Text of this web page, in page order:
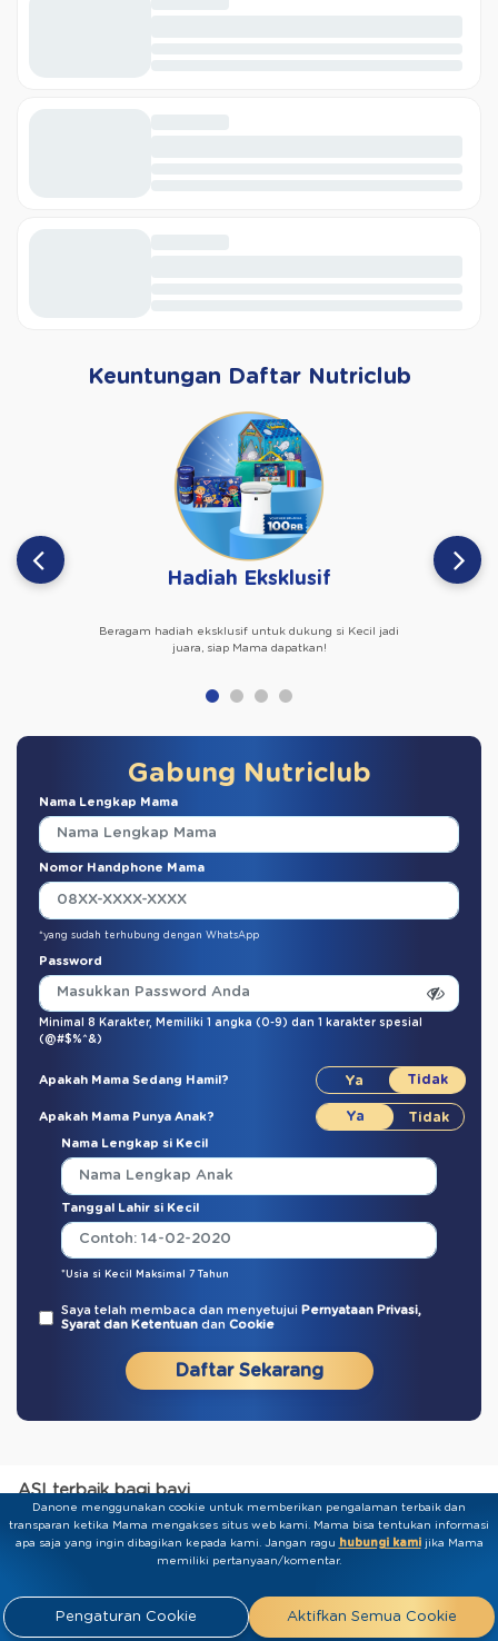
Keuntungan Daftar Nutriclub
Hadiah Eksklusif
Beragam hadiah eksklusif untuk dukung si Kecil jadi
juara, siap Mama dapatkan!
Gabung Nutriclub
Nama Lengkap Mama
Nomor Handphone Mama
*yang sudah terhubung dengan WhatsApp
Password
Minimal 8 Karakter, Memiliki 1 angka (0-9) dan 1 karakter spesial
(@#$%^&)
Apakah Mama Sedang Hamil?
Apakah Mama Punya Anak?
Nama Lengkap si Kecil
Tanggal Lahir si Kecil
*Usia si Kecil Maksimal 7 Tahun
Saya telah membaca dan menyetujui Pernyataan Privasi,
Syarat dan Ketentuan dan Cookie
Daftar Sekarang
ASI terbaik bagi bayi
Tentang Sarihusada
Tentang Nutriclub
Danone menggunakan cookie untuk memberikan pengalaman terbaik dan
transparan ketika Mama mengakses situs web kami. Mama bisa tentukan informasi
apa saja yang ingin dibagikan kepada kami.​ ​Jangan ragu hubungi kamijika Mama
memiliki pertanyaan/komentar.
Pengaturan Cookie Aktifkan Semua Cookie